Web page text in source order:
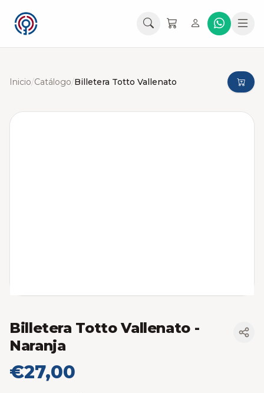
Inicio/Catálogo/Billetera Totto Vallenato
Billetera Totto Vallenato -
Naranja
€27,00